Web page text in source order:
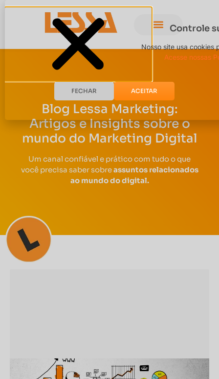
Blog Lessa Marketing:
Artigos e Insights sobre o
mundo do Marketing Digital
Um canal confiável e prático com tudo o que
você precisa saber sobreassuntos relacionados
ao mundo do digital.
Controle
Nosso site usa cookies
Acesse nossas
FECHAR ACEITAR